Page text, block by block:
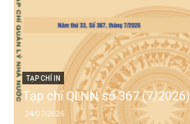
TẠP CHÍ IN
Tạp chí QLNN số 367 (7/2026)
24/07/2026